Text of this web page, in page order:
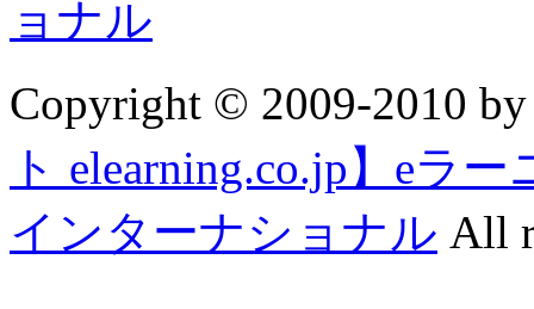
Copyright © 2009-2010
ト elearning.co.jp】eラ
インターナショナル All